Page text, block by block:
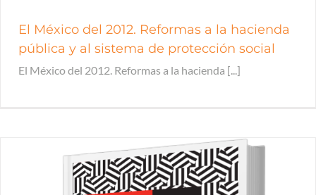
El México del 2012. Reformas a la hacienda
pública y al sistema de protección social
El México del 2012. Reformas a la hacienda [...]